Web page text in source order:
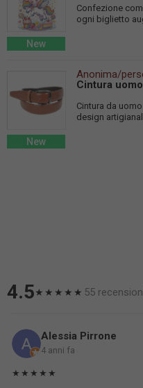
New
Confezione
ogni biglietto
New
Anonima/
Cintura
Cintura da
design
4.5★★★★★ 55
Alessia Pirrone
4 anni fa
★★★★★